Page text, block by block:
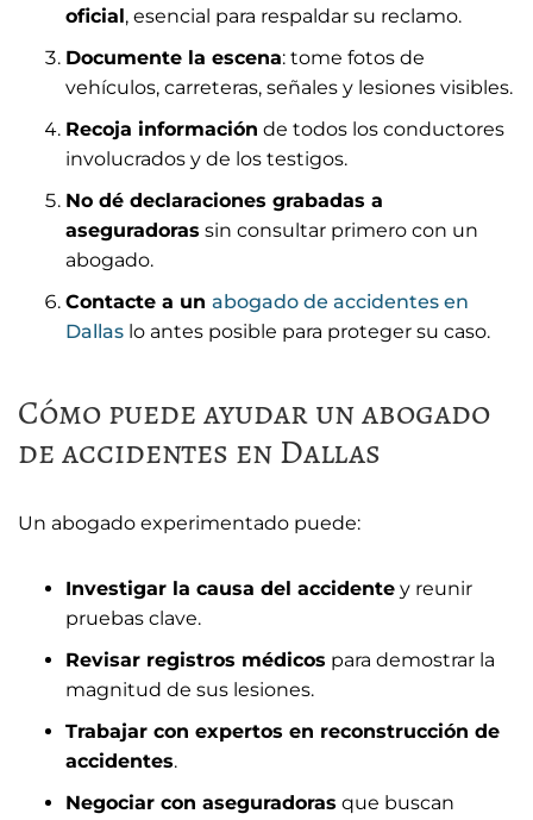
oficial, esencial para respaldar su reclamo.
Documente la escena: tome fotos de
vehículos, carreteras, señales y lesiones visibles.
Recoja información de todos los conductores
involucrados y de los testigos.
No dé declaraciones grabadas a
aseguradoras sin consultar primero con un
abogado.
Contacte a un abogado de accidentes en
Dallas lo antes posible para proteger su caso.
Cómo puede ayudar un abogado
de accidentes en Dallas
Un abogado experimentado puede:
Investigar la causa del accidente y reunir
pruebas clave.
Revisar registros médicos para demostrar la
magnitud de sus lesiones.
Trabajar con expertos en reconstrucción de
accidentes.
Negociar con aseguradoras que buscan